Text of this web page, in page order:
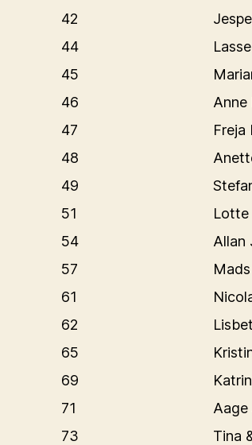
42
44
45
46
Anne
47
Freja
48
49
51
Lotte
54
Allan
57
61
62
65
69
71
Aage
73
Tina